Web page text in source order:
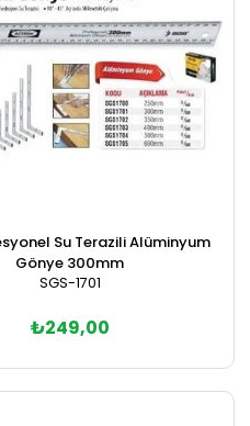
Su Terazili Alüminyum
Gönye 300mm
SGS-1701
₺249,00
Sepete Ekle